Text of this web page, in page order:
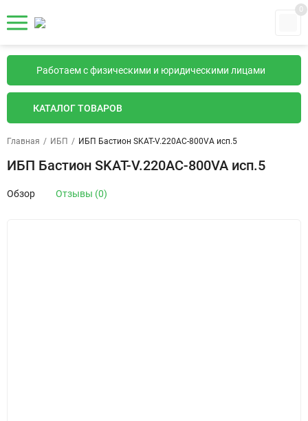
0
Работаем с физическими и юридическими лицами
КАТАЛОГ ТОВАРОВ
Главная / ИБП / ИБП Бастион SKAT-V.220AC-800VA исп.5
ИБП Бастион SKAT-V.220AC-800VA исп.5
Обзор Отзывы (0)